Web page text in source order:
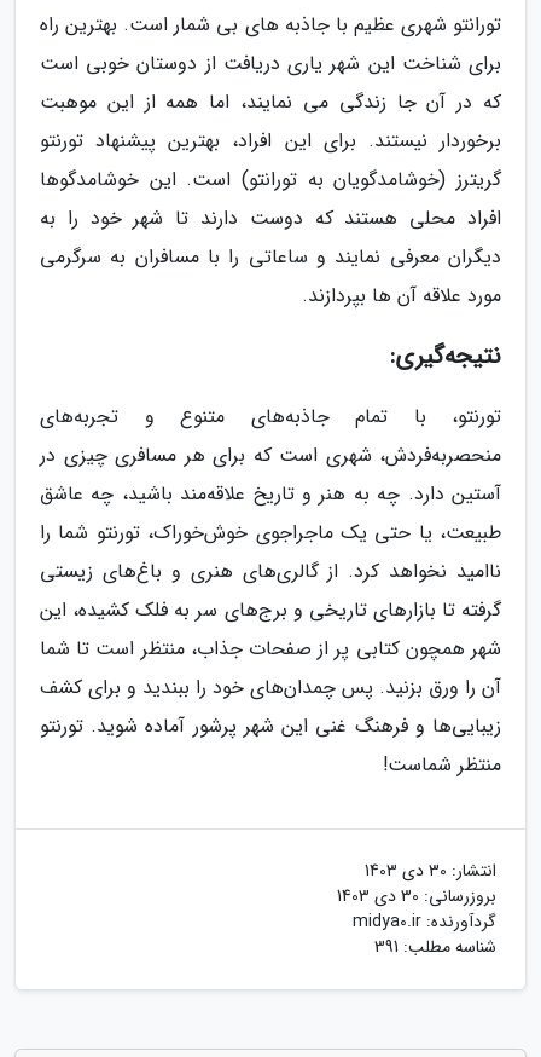
تورانتو شهری عظیم با جاذبه های بی شمار است. بهترین راه
برای شناخت این شهر یاری دریافت از دوستان خوبی است
که در آن جا زندگی می نمایند، اما همه از این موهبت
برخوردار نیستند. برای این افراد، بهترین پیشنهاد تورنتو
گریترز (خوشامدگویان به تورانتو) است. این خوشامدگوها
افراد محلی هستند که دوست دارند تا شهر خود را به
دیگران معرفی نمایند و ساعاتی را با مسافران به سرگرمی
مورد علاقه آن ها بپردازند.
نتیجه‌گیری:
تورنتو، با تمام جاذبه‌های متنوع و تجربه‌های
منحصربه‌فردش، شهری است که برای هر مسافری چیزی در
آستین دارد. چه به هنر و تاریخ علاقه‌مند باشید، چه عاشق
طبیعت، یا حتی یک ماجراجوی خوش‌خوراک، تورنتو شما را
ناامید نخواهد کرد. از گالری‌های هنری و باغ‌های زیستی
گرفته تا بازارهای تاریخی و برج‌های سر به فلک کشیده، این
شهر همچون کتابی پر از صفحات جذاب، منتظر است تا شما
آن را ورق بزنید. پس چمدان‌های خود را ببندید و برای کشف
زیبایی‌ها و فرهنگ غنی این شهر پرشور آماده شوید. تورنتو
منتظر شماست!
انتشار: 30 دی 1403
بروزرسانی: 30 دی 1403
گردآورنده: midya0.ir
شناسه مطلب: 391